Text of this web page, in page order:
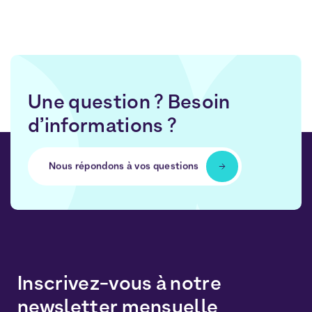
Une question ? Besoin
d’informations ?
Nous répondons à vos questions
Inscrivez-vous à notre
newsletter mensuelle